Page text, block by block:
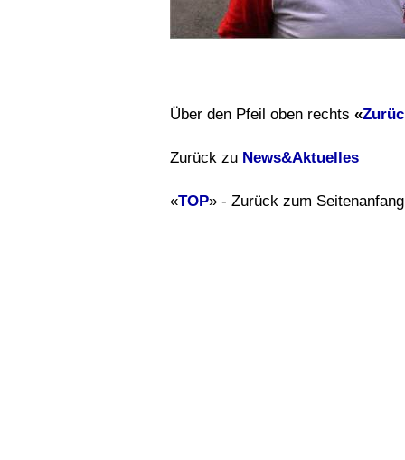
Über den Pfeil oben rechts «
Zurück zu News&Aktuelles
«TOP» - Zurück zum Seitenanfang